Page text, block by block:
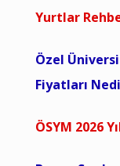
Yurtlar
Özel
Fiyatları
ÖSYM 2026